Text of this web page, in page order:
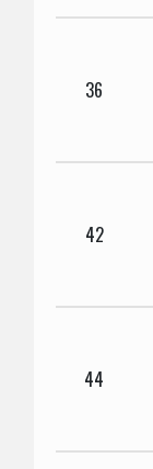
36
42
44